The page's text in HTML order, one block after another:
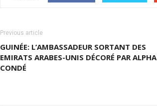
Previous article
GUINÉE: L’AMBASSADEUR SORTANT DES
EMIRATS ARABES-UNIS DÉCORÉ PAR ALPHA
CONDÉ